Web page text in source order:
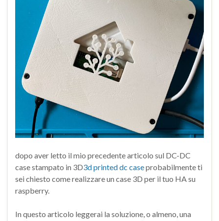
dopo aver letto il mio precedente articolo sul DC-DC
case stampato in 3D3d printed dc caseprobabilmente ti
sei chiesto come realizzare un case 3D per il tuo HA su
raspberry.
In questo articolo leggerai la soluzione, o almeno, una